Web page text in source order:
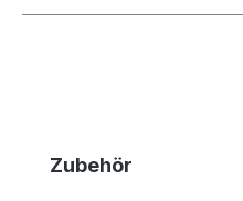
Produktgalerie
Zubehör